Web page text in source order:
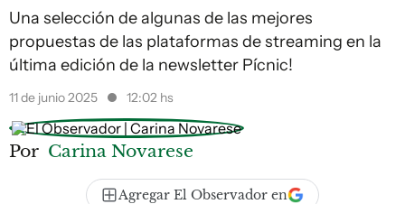
Una selección de algunas de las mejores
propuestas de las plataformas de streaming en la
última edición de la newsletter Pícnic!
11 de junio 2025 12:02 hs
Por Carina Novarese
Agregar El Observador en